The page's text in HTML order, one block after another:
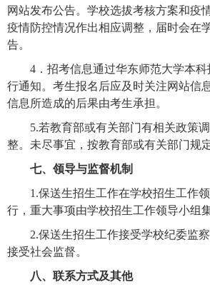
网站发布公告。学校选拔考核方案和疫
疫情防控情况作出相应调整，届时会在
告。
4 ．招考信息通过华东师范大学本
行通知。考生报名后应及时关注网站信
信息所造成的后果由考生承担。
5.若教育部或有关部门有相关政策
整。未尽事宜，按教育部或有关部门规
七、领导与监督机制
1.保送生招生工作在学校招生工作
行，重大事项由学校招生工作领导小组
2.保送生招生工作接受学校纪委监
接受社会监督。
八、联系方式及其他